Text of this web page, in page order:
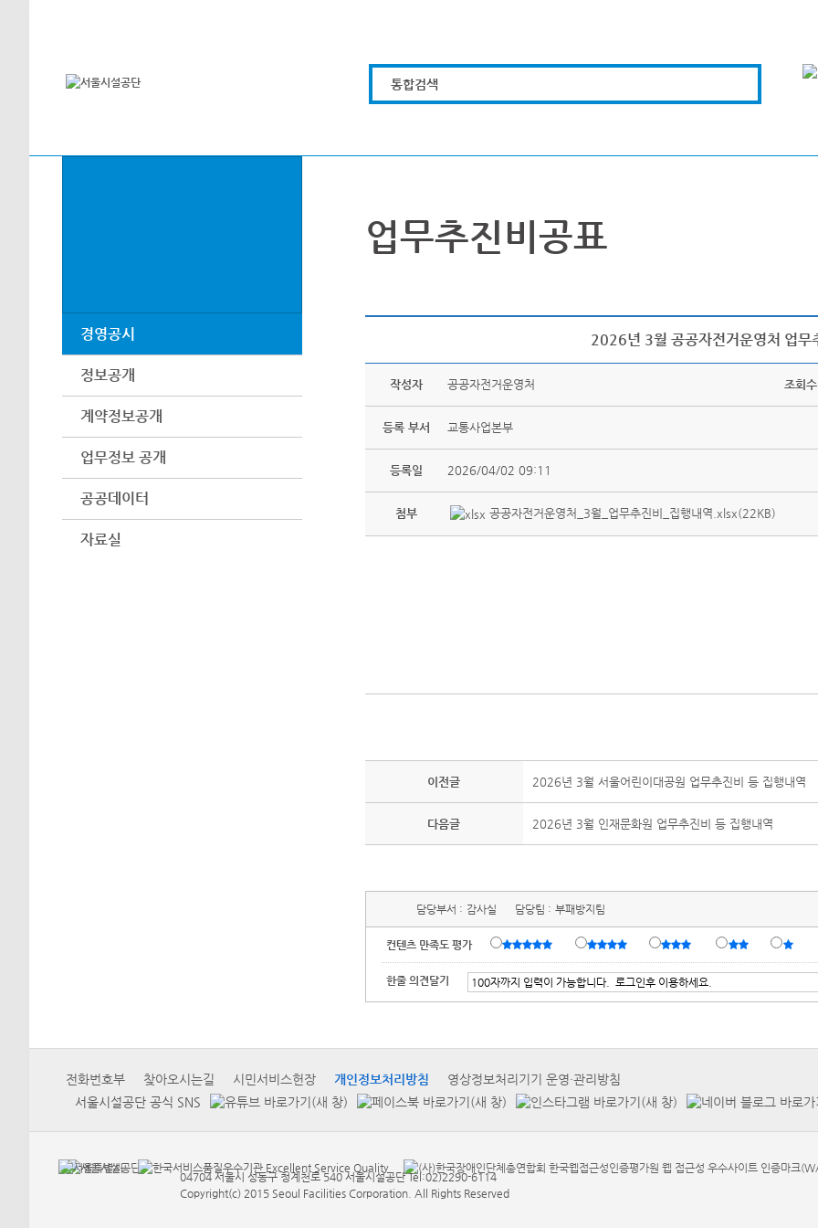
통합검색
경영공시
정보공개
계약정보공개
업무정보 공개
공공데이터
자료실
업무추진비공표
2026년 3월 공공자전거운영처 업무
작성자 공공자전거운영처 조회수
등록 부서 교통사업본부
등록일 2026/04/02 09:11
첨부 공공자전거운영처_3월_업무추진비_집행내역.xlsx(22KB)
이전글 2026년 3월 서울어린이대공원 업무추진비 등 집행내역
다음글 2026년 3월 인재문화원 업무추진비 등 집행내역
담당부서 : 감사실 담당팀 : 부패방지팀
컨텐츠 만족도 평가
한줄 의견달기
전화번호부 찾아오시는길 시민서비스헌장 개인정보처리방침
영상정보처리기기 운영·관리방침
서울시설공단 공식 SNS
04704 서울시 성동구 청계천로 540 서울시설공단 Tel:02)2290-6114
Copyright(c) 2015 Seoul Facilities Corporation. All Rights Reserved